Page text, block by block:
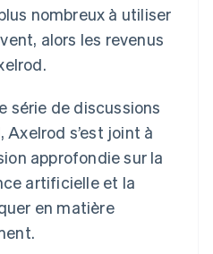
nombreux à utiliser
alors les revenus
série de discussions
s’est joint à
approfondie sur la
artificielle et la
en matière